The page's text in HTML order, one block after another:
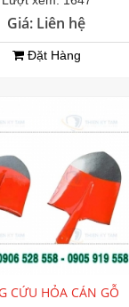
Giá: Liên hệ
Đặt Hàng
CỨU HỎA CÁN GỖ